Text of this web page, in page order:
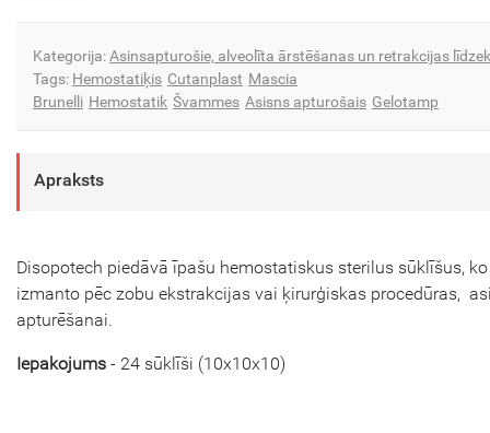
Kategorija:Asinsapturošie, alveolīta ārstēšanas un retrakcijas
Tags: Hemostatiķis Cutanplast Mascia
Brunelli Hemostatik Švammes Asisns apturošais Gelotamp
Apraksts
Disopotech piedāvā īpašu hemostatiskus sterilus sūklīšus, ko
izmanto pēc zobu ekstrakcijas vai ķirurģiskas procedūras,
apturēšanai.
Iepakojums - 24 sūklīši (10x10x10)